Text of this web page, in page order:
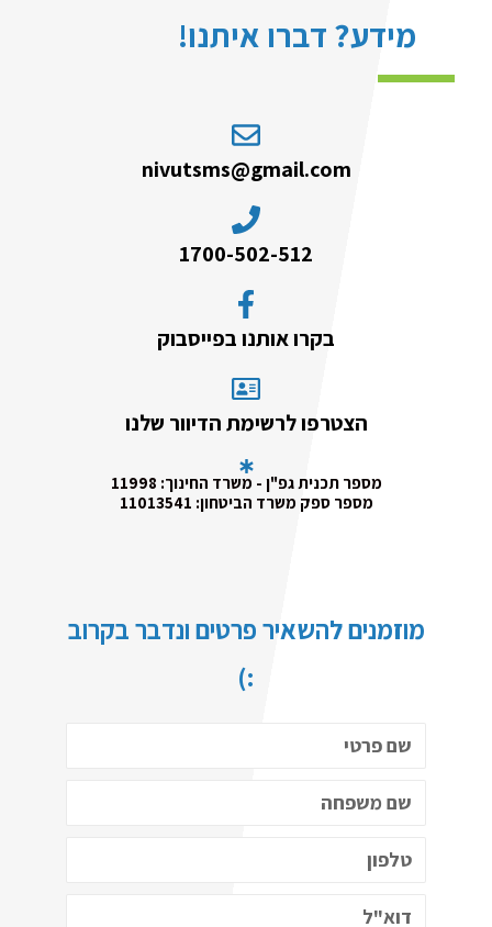
מידע? דברו איתנו!
nivutsms@gmail.com
1700-502-512
בקרו אותנו בפייסבוק
הצטרפו לרשימת הדיוור שלנו
מספר תכנית גפ"ן - משרד החינוך: 11998
מספר ספק משרד הביטחון: 11013541
מוזמנים להשאיר פרטים ונדבר בקרוב
:)